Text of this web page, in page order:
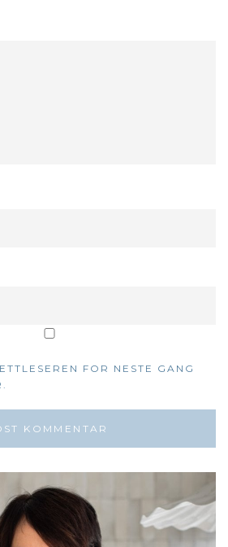
FOR NESTE GANG